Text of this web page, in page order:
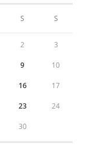
S S
2 3
9 10
16 17
23 24
30